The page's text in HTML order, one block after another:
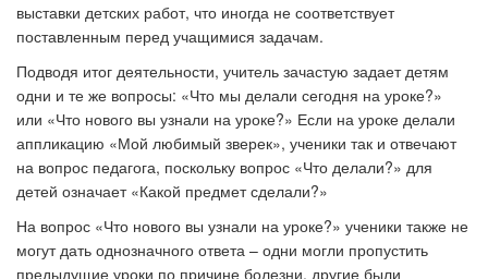
выставки детских работ, что иногда не соответствует
поставленным перед учащимися задачам.
Подводя итог деятельности, учитель зачастую задает детям
одни и те же вопросы: «Что мы делали сегодня на уроке?»
или «Что нового вы узнали на уроке?» Если на уроке делали
аппликацию «Мой любимый зверек», ученики так и отвечают
на вопрос педагога, поскольку вопрос «Что делали?» для
детей означает «Какой предмет сделали?»
На вопрос «Что нового вы узнали на уроке?» ученики также не
могут дать однозначного ответа – одни могли пропустить
предыдущие уроки по причине болезни, другие были